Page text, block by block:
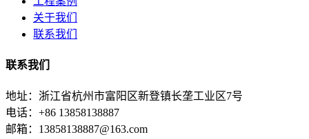
关于我们
联系我们
联系我们
地址：浙江省杭州市富阳区新登镇长垄工业区7号
电话：+86 13858138887
邮箱：13858138887@163.com